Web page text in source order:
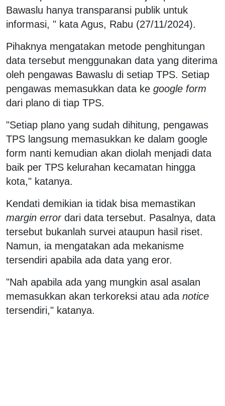
Bawaslu hanya transparansi publik untuk
informasi, " kata Agus, Rabu (27/11/2024).
Pihaknya mengatakan metode penghitungan
data tersebut menggunakan data yang diterima
oleh pengawas Bawaslu di setiap TPS. Setiap
pengawas memasukkan data ke google form
dari plano di tiap TPS.
"Setiap plano yang sudah dihitung, pengawas
TPS langsung memasukkan ke dalam google
form nanti kemudian akan diolah menjadi data
baik per TPS kelurahan kecamatan hingga
kota," katanya.
Kendati demikian ia tidak bisa memastikan
margin errordari data tersebut. Pasalnya, data
tersebut bukanlah survei ataupun hasil riset.
Namun, ia mengatakan ada mekanisme
tersendiri apabila ada data yang eror.
"Nah apabila ada yang mungkin asal asalan
memasukkan akan terkoreksi atau ada notice
tersendiri," katanya.